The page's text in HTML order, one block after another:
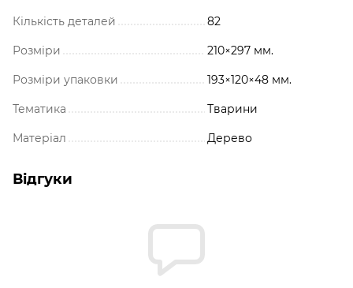
Кількість деталей 82
Розміри 210×297 мм.
Розміри упаковки 193×120×48 мм.
Тематика Тварини
Матеріал Дерево
Відгуки